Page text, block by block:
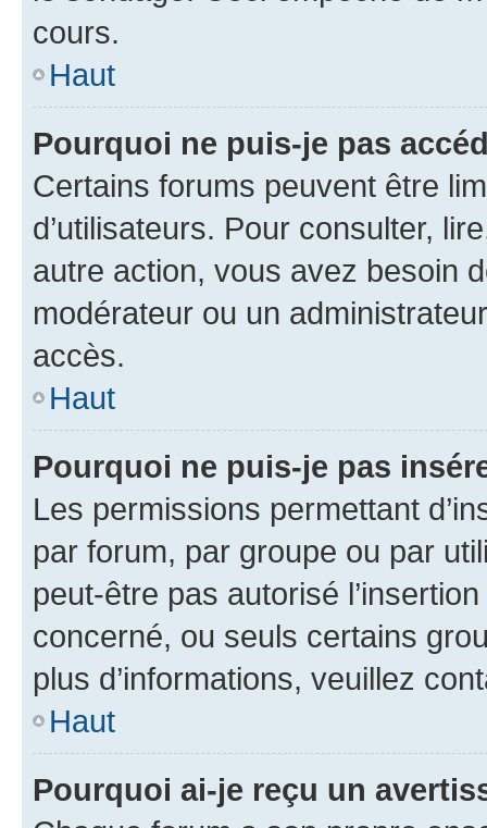
cours.
Haut
Pourquoi ne puis-je pas
Certains forums peuvent être
d’utilisateurs. Pour consulter,
autre action, vous avez besoin
modérateur ou un
accès.
Haut
Pourquoi ne puis-je pas
Les permissions permettant
par forum, par groupe ou par
peut-être pas autorisé
concerné, ou seuls certains
plus d’informations, veuillez
Haut
Pourquoi ai-je reçu un